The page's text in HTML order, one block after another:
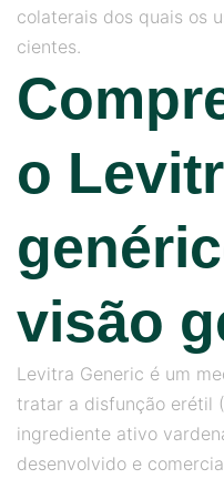
colaterais dos quais os
cientes.
o
visão
Levitra Generic é um
tratar a disfunção erétil
ingrediente ativo
desenvolvido e